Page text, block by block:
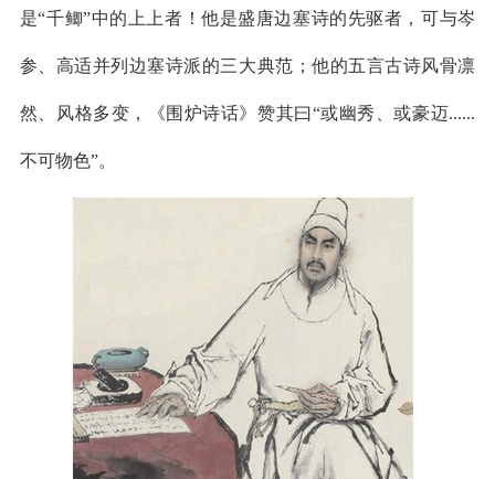
是“千鲫”中的上上者！他是盛唐边塞诗的先驱者，可与岑
参、高适并列边塞诗派的三大典范；他的五言古诗风骨凛
然、风格多变，《围炉诗话》赞其曰“或幽秀、或豪迈......
不可物色”。